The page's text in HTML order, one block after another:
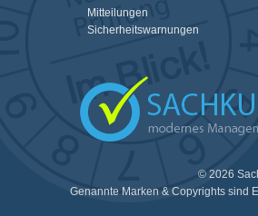
Mitteilungen
Sicherheitswarnungen
© 2026
Genannte Marken & Copyrights sind